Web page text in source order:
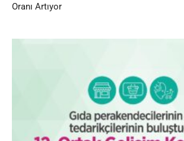
Oranı Artıyor